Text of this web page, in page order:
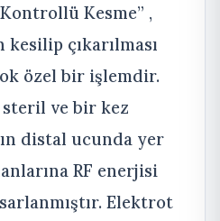
Kesme” ,
çıkarılması
özel bir işlemdir.
ve bir kez
distal ucunda yer
RF enerjisi
Elektrot